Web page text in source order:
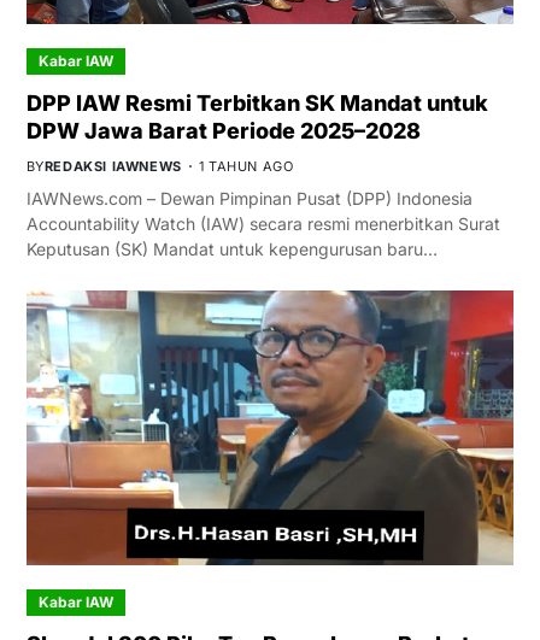
Kabar IAW
DPP IAW Resmi Terbitkan SK Mandat untuk
DPW Jawa Barat Periode 2025–2028
BYREDAKSI IAWNEWS 1 TAHUN AGO
IAWNews.com – Dewan Pimpinan Pusat (DPP) Indonesia
Accountability Watch (IAW) secara resmi menerbitkan Surat
Keputusan (SK) Mandat untuk kepengurusan baru…
Kabar IAW